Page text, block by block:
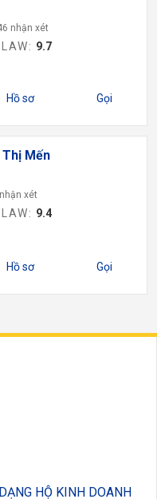
nhận xét
9.7
Hồ sơ Gọi
Mến
xét
9.4
Hồ sơ Gọi
MỞ VĂN PHÒNG LIÊN KẾT THEO DẠNG HỘ KINH DOANH